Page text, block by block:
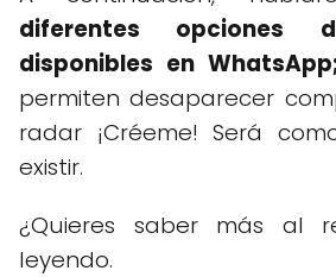
diferentes opciones
disponibles en
permiten desaparecer
radar ¡Créeme! Será
existir.
¿Quieres saber más al
leyendo.